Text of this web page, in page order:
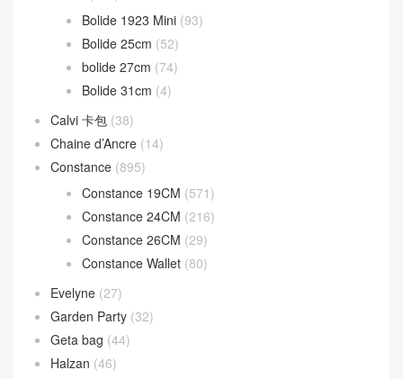
Bolide 1923 Mini (93)
Bolide 25cm (52)
bolide 27cm (74)
Bolide 31cm (4)
Calvi 卡包 (38)
Chaine d’Ancre (14)
Constance (895)
Constance 19CM (571)
Constance 24CM (216)
Constance 26CM (29)
Constance Wallet (80)
Evelyne (27)
Garden Party (32)
Geta bag (44)
Halzan (46)